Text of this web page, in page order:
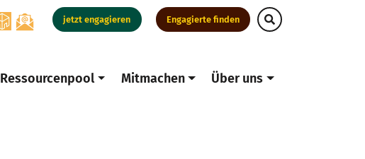
jetzt engagieren Engagierte finden
Ressourcenpool Mitmachen Über uns